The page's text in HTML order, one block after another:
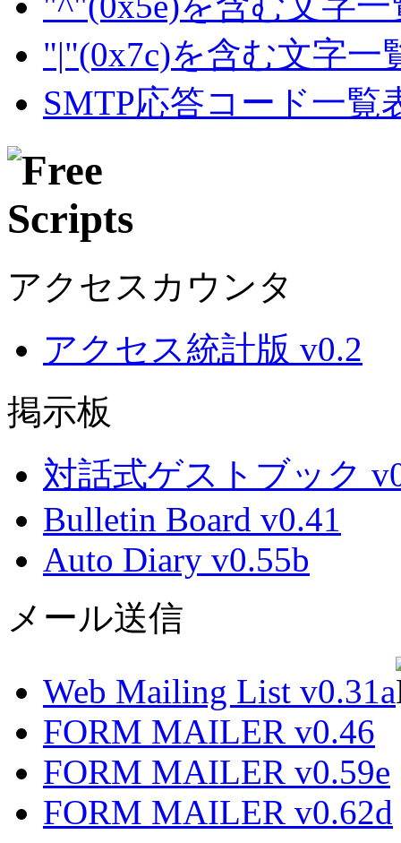
"|"(0x7c)を含む文字一
SMTP応答コード一覧
アクセスカウンタ
アクセス統計版 v0.2
掲示板
対話式ゲストブック
Bulletin Board v0.41
Auto Diary v0.55b
メール送信
Web Mailing List v0.31a
FORM MAILER v0.46
FORM MAILER v0.59e
FORM MAILER v0.62d